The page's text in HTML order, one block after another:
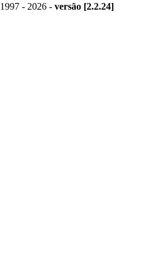
1997 - 2026 - versão [2.2.24]